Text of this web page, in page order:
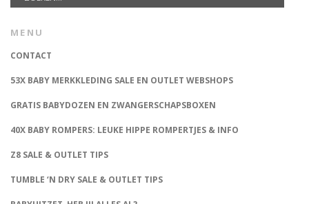
MENU
CONTACT
53X BABY MERKKLEDING SALE EN OUTLET WEBSHOPS
GRATIS BABYDOZEN EN ZWANGERSCHAPSBOXEN
40X BABY ROMPERS: LEUKE HIPPE ROMPERTJES & INFO
Z8 SALE & OUTLET TIPS
TUMBLE ‘N DRY SALE & OUTLET TIPS